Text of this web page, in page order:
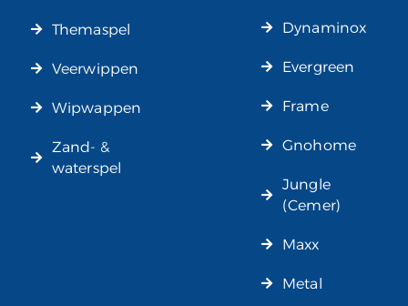
Themaspel
Veerwippen
Wipwappen
Zand- &
waterspel
Dynaminox
Evergreen
Frame
Gnohome
Jungle
(Cemer)
Maxx
Metal